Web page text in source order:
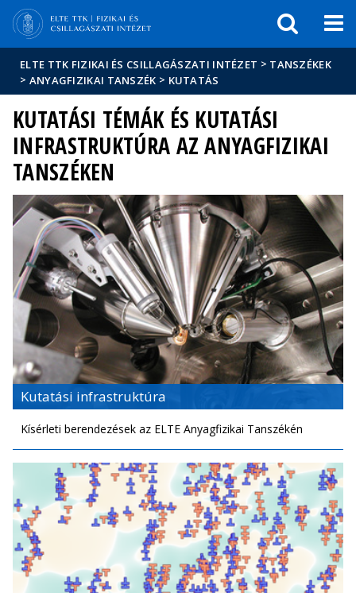
Események
sajtóban
ELTE TTK FIZIKAI ÉS CSILLAGÁSZATI INTÉZET > TANSZÉKEK
> ANYAGFIZIKAI TANSZÉK > KUTATÁS
KUTATÁSI TÉMÁK ÉS KUTATÁSI
INFRASTRUKTÚRA AZ ANYAGFIZIKAI
TANSZÉKEN
Kutatási infrastruktúra
Kísérleti berendezések az ELTE Anyagfizikai Tanszékén